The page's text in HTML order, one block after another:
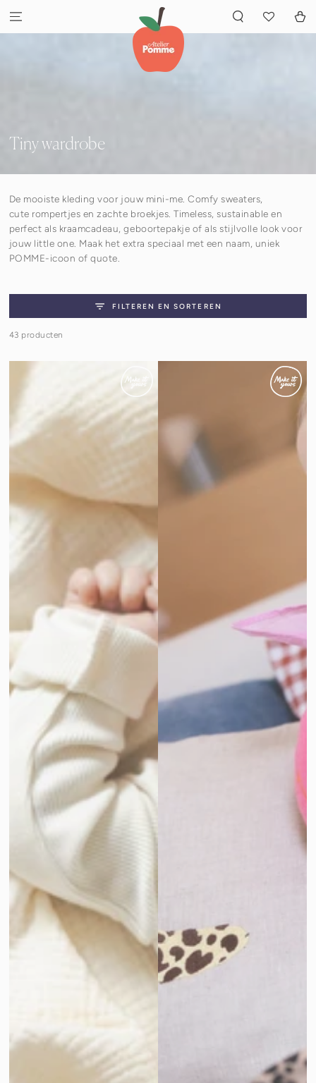
GA NAAR INHOUD
Verzameling:
Tiny wardrobe
De mooiste kleding voor jouw mini-me. Comfy sweaters,
cute rompertjes en zachte broekjes. Timeless, sustainable en
perfect als kraamcadeau, geboortepakje of als stijlvolle look voor
jouw little one. Maak het extra speciaal met een naam, uniek
POMME-icoon of quote.
FILTEREN EN SORTEREN
43 producten